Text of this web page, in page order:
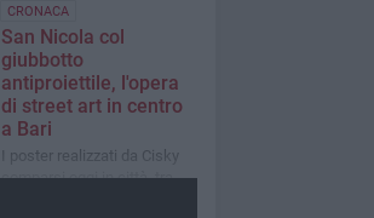
CRONACA
San Nicola col
giubbotto
antiproiettile, l'opera
di street art in centro
a Bari
I poster realizzati da Cisky
comparsi oggi in città, tra